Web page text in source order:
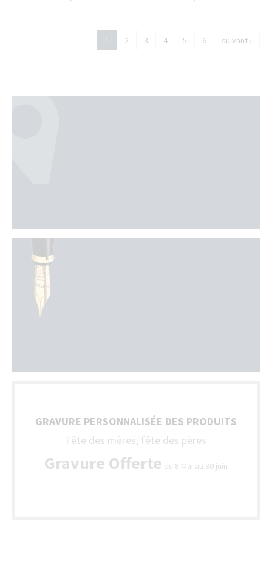
1 2 3 4 5 6 suivant ›
GRAVURE PERSONNALISÉE DES PRODUITS
Fête des mères, fête des pères
Gravure Offerte du 8 Mai au 30 juin